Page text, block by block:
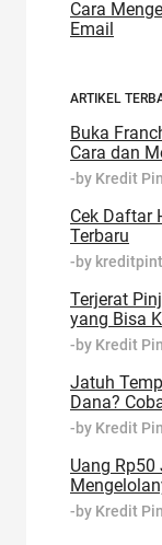
Cara
Email
ARTIKEL
Buka
Cara dan
-by Kredit
Cek Daftar
Terbaru
-by
Terjerat
yang Bisa
-by Kredit
Jatuh
Dana?
-by Kredit
Uang
-by Kredit